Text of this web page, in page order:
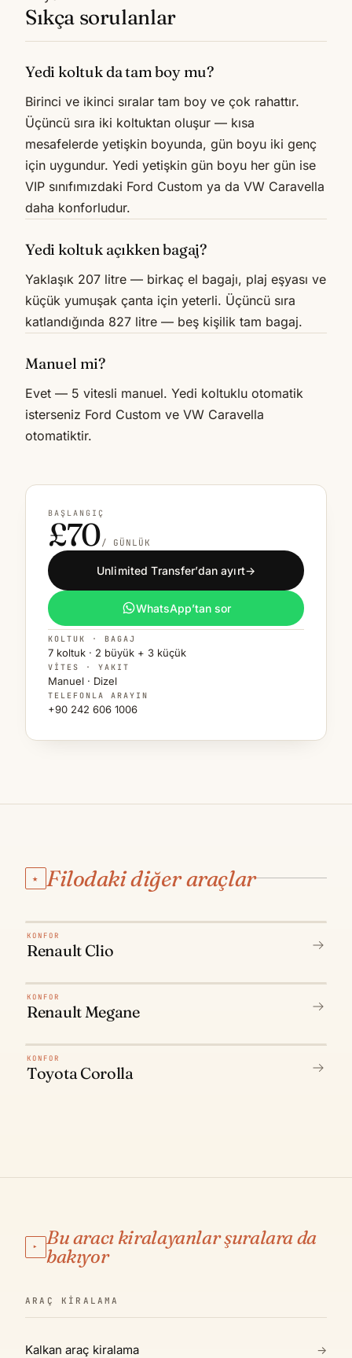
Sıkça sorulanlar
Yedi koltuk da tam boy mu?
Birinci ve ikinci sıralar tam boy ve çok rahattır.
Üçüncü sıra iki koltuktan oluşur — kısa
mesafelerde yetişkin boyunda, gün boyu iki genç
için uygundur. Yedi yetişkin gün boyu her gün ise
VIP sınıfımızdaki Ford Custom ya da VW Caravella
daha konforludur.
Yedi koltuk açıkken bagaj?
Yaklaşık 207 litre — birkaç el bagajı, plaj eşyası ve
küçük yumuşak çanta için yeterli. Üçüncü sıra
katlandığında 827 litre — beş kişilik tam bagaj.
Manuel mi?
Evet — 5 vitesli manuel. Yedi koltuklu otomatik
isterseniz Ford Custom ve VW Caravella
otomatiktir.
BAŞLANGIÇ
£70/ GÜNLÜK
Unlimited Transfer’dan ayırt→
WhatsApp’tan sor
KOLTUK · BAGAJ
7 koltuk · 2 büyük + 3 küçük
VITES · YAKIT
Manuel · Dizel
TELEFONLA ARAYIN
+90 242 606 1006
★ Filodaki diğer araçlar
N° 01
KONFOR
Renault Clio
N° 02
KONFOR
Renault Megane
N° 03
KONFOR
Toyota Corolla
▸
Bu aracı kiralayanlar şuralara da
bakıyor
ARAÇ KIRALAMA
Kalkan araç kiralama →